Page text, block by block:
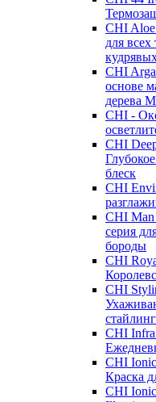
CHI
для всех
CHI
основе
дерева
CHI -
CHI
блеск
CHI
CHI
серия
бороды
CHI
CHI
стайлинг
CHI
CHI
Краска
CHI